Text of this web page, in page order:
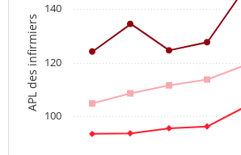
APL des infirmiers
100
120
140